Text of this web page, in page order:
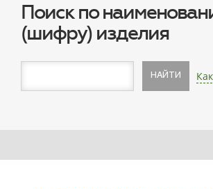
Поиск по
(шифру) изделия
НАЙТИ